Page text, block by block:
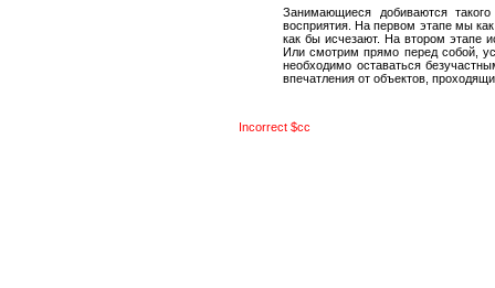
Занимающиеся добиваются
восприятия. На первом этапе мы
как бы исчезают. На втором этапе
Или смотрим прямо перед собой,
необходимо оставаться
впечатления от объектов,
Incorrect $cc